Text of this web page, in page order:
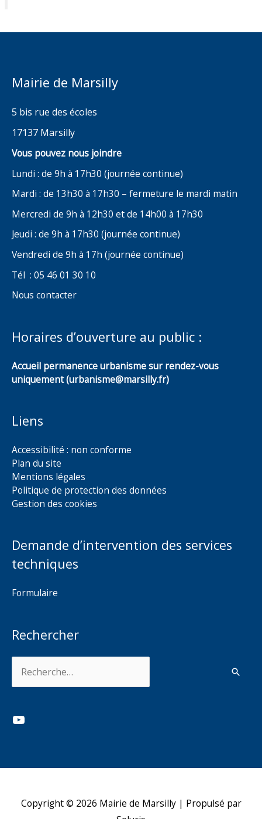
Mairie de Marsilly
5 bis rue des écoles
17137 Marsilly
Vous pouvez nous joindre
Lundi : de 9h à 17h30 (journée continue)
Mardi : de 13h30 à 17h30 – fermeture le mardi matin
Mercredi de 9h à 12h30 et de 14h00 à 17h30
Jeudi : de 9h à 17h30 (journée continue)
Vendredi de 9h à 17h (journée continue)
Tél : 05 46 01 30 10
Nous contacter
Horaires d’ouverture au public :
Accueil permanence urbanisme sur rendez-vous
uniquement (urbanisme@marsilly.fr)
Liens
Accessibilité : non conforme
Plan du site
Mentions légales
Politique de protection des données
Gestion des cookies
Demande d’intervention des services
techniques
Formulaire
Rechercher
YouTube
Copyright © 2026 Mairie de Marsilly| Propulsé par